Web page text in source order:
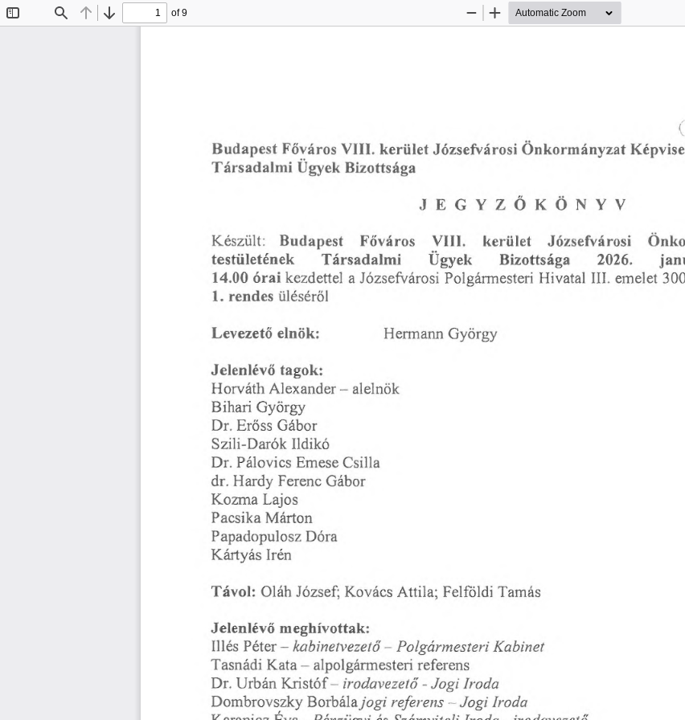
Find Previous
Next
of 9
Zoom
Zoom
Budapest Főváros VIII. kerület Józsefvárosi Önkormányzat
Társadalmi Ügyek Bizottsága
JEGYZŐKÖNYV
Készült: Budapest Főváros Vili, kerület Józsefvárosi
testületének
Társadalmi Ügyek Bizottsága 2026.
14.00 órai kezdettel a Józsefvárosi Polgármesteri Hivatal III. emelet
1. rendes üléséről
Levezető elnök: Hermann György
Jelenlévő tagok:
Horváth Alexander - alelnök
Bihari György
Dr. Eröss Gábor
Szili-Darók Ildikó
Dr. Pálovics Emese Csilla
dr. Hardy Ferenc Gábor
Kozma Lajos
Pacsika Márton
Papadopulosz Dóra
Kártyás Irén
Távol: Oláh József; Kovács Attila; Felföldi Tamás
Jelenlévő meghívottak:
Illés Péter - kabinetvezető - Polgármesteri Kabinet
Tasnádi Kata - alpolgármesteri referens
Dr. Urbán Kristóf- irodavezető - Jogi Iroda
Dombrovszky Borbála jogi referens -Jogi Iroda